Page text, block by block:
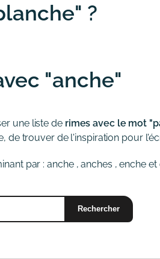
?
"anche"
une liste de rimes avec le mot
de trouver de l'inspiration pour
par :anche,anches ,encheet